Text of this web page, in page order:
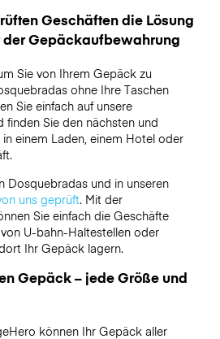
Geschäften die Lösung
Gepäckaufbewahrung
Sie von Ihrem Gepäck zu
ohne Ihre Taschen
Sie einfach auf unsere
Sie den nächsten und
einem Laden, einem Hotel oder
Dosquebradas und in unseren
uns geprüft. Mit der
Sie einfach die Geschäfte
U-bahn-Haltestellen oder
Ihr Gepäck lagern.
Gepäck – jede Größe und
können Ihr Gepäck aller